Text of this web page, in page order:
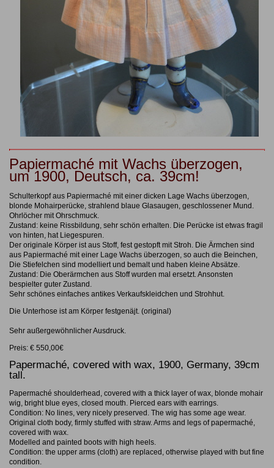
Papiermaché mit Wachs überzogen,
um 1900, Deutsch, ca. 39cm!
Schulterkopf aus Papiermaché mit einer dicken Lage Wachs überzogen,
blonde Mohairperücke, strahlend blaue Glasaugen, geschlossener Mund.
Ohrlöcher mit Ohrschmuck.
Zustand: keine Rissbildung, sehr schön erhalten. Die Perücke ist etwas fragil
von hinten, hat Liegespuren.
Der originale Körper ist aus Stoff, fest gestopft mit Stroh. Die Ärmchen sind
aus Papiermaché mit einer Lage Wachs überzogen, so auch die Beinchen,
Die Stiefelchen sind modelliert und bemalt und haben kleine Absätze.
Zustand: Die Oberärmchen aus Stoff wurden mal ersetzt. Ansonsten
bespielter guter Zustand.
Sehr schönes einfaches antikes Verkaufskleidchen und Strohhut.
Die Unterhose ist am Körper festgenäjt. (original)
Sehr außergewöhnlicher Ausdruck.
Preis: € 550,00€
Papermaché, covered with wax, 1900, Germany, 39cm
tall.
Papermaché shoulderhead, covered with a thick layer of wax, blonde mohair
wig, bright blue eyes, closed mouth. Pierced ears with earrings.
Condition: No lines, very nicely preserved. The wig has some age wear.
Original cloth body, firmly stuffed with straw. Arms and legs of papermaché,
covered with wax.
Modelled and painted boots with high heels.
Condition: the upper arms (cloth) are replaced, otherwise played with but fine
condition.